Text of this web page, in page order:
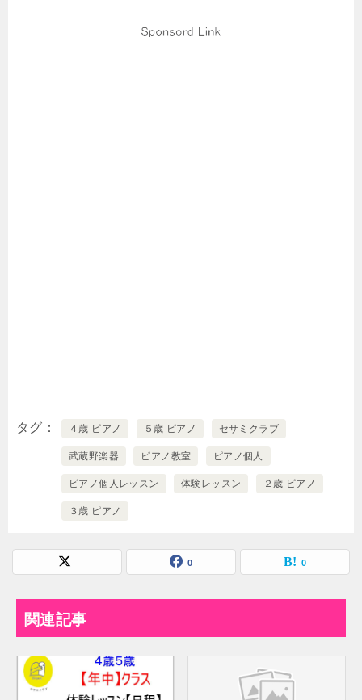
タグ ４歳 ピアノ ５歳 ピアノ セサミクラブ
武蔵野楽器 ピアノ教室 ピアノ個人
ピアノ個人レッスン 体験レッスン ２歳 ピアノ
３歳 ピアノ
0 0
関連記事